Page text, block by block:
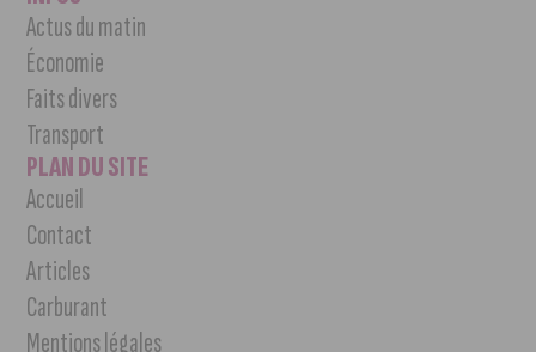
Actus du matin
Économie
Faits divers
Transport
PLAN DU SITE
Accueil
Contact
Articles
Carburant
Mentions légales